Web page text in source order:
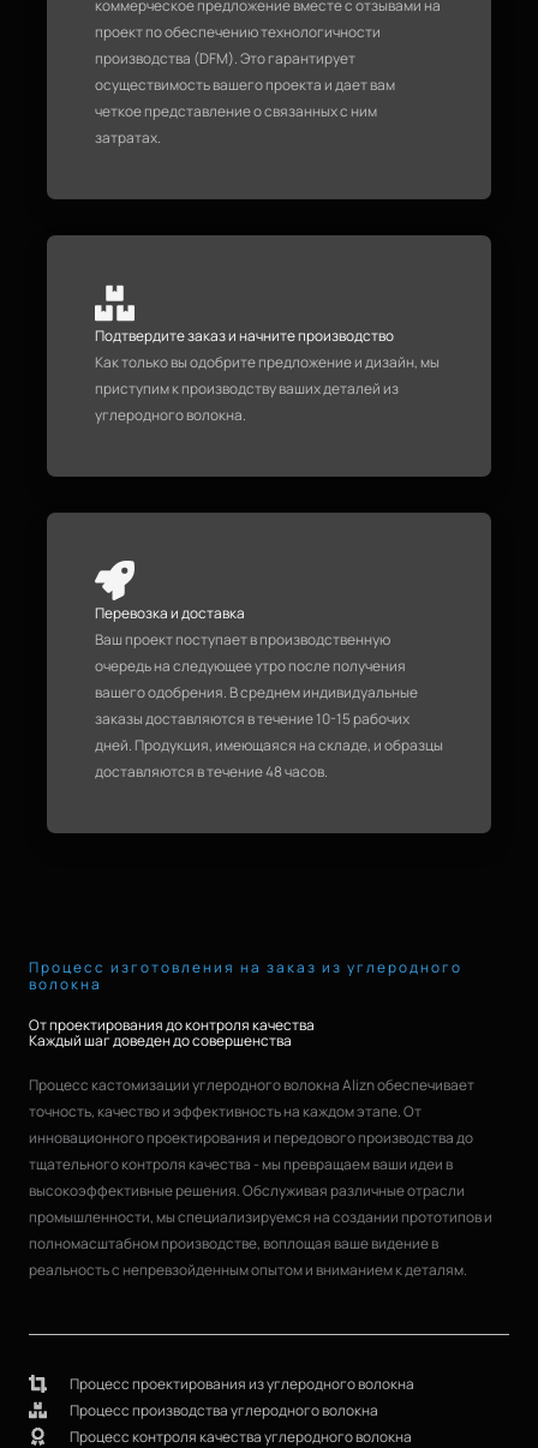
коммерческое предложение вместе с отзывами на
проект по обеспечению технологичности
производства (DFM). Это гарантирует
осуществимость вашего проекта и дает вам
четкое представление о связанных с ним
затратах.
Подтвердите заказ и начните производство
Как только вы одобрите предложение и дизайн, мы
приступим к производству ваших деталей из
углеродного волокна.
Перевозка и доставка
Ваш проект поступает в производственную
очередь на следующее утро после получения
вашего одобрения. В среднем индивидуальные
заказы доставляются в течение 10-15 рабочих
дней. Продукция, имеющаяся на складе, и образцы
доставляются в течение 48 часов.
Процесс изготовления на заказ из углеродного
волокна
От проектирования до контроля качества
Каждый шаг доведен до совершенства
Процесс кастомизации углеродного волокна Alizn обеспечивает
точность, качество и эффективность на каждом этапе. От
инновационного проектирования и передового производства до
тщательного контроля качества - мы превращаем ваши идеи в
высокоэффективные решения. Обслуживая различные отрасли
промышленности, мы специализируемся на создании прототипов и
полномасштабном производстве, воплощая ваше видение в
реальность с непревзойденным опытом и вниманием к деталям.
Процесс проектирования из углеродного волокна
Процесс производства углеродного волокна
Процесс контроля качества углеродного волокна